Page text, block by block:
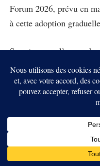
Forum 2026, prévu en
à cette adoption
Sans imposer l’usage
Bermudes misent sur
encadrée vers une
combinant innovation
que la blockchain peut
économie réelle. Si
pourrait inspirer